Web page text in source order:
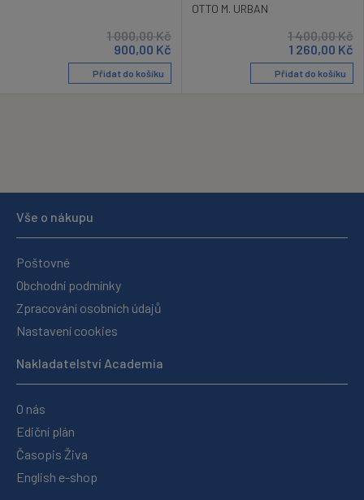
1 000,00Kč
900,00 Kč
Přidat do košíku
OTTO M. URBAN
1 400,00Kč
1 260,00 Kč
Přidat do košíku
Vše o nákupu
Poštovné
Obchodní podmínky
Zpracování osobních údajů
Nastavení cookies
Nakladatelství Academia
O nás
Ediční plán
Časopis Živa
English e-shop